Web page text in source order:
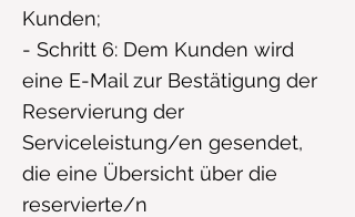
Kunden;
- Schritt 6: Dem Kunden wird
eine E-Mail zur Bestätigung der
Reservierung der
Serviceleistung/en gesendet,
die eine Übersicht über die
reservierte/n